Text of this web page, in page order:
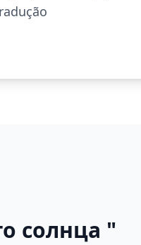
солнца "